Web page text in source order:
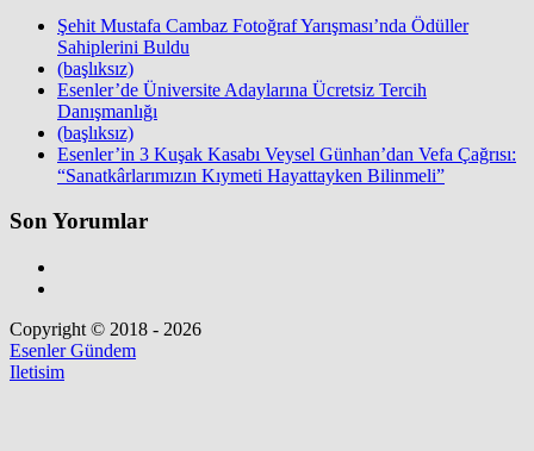
Şehit Mustafa Cambaz Fotoğraf Yarışması’nda Ödüller
Sahiplerini Buldu
(başlıksız)
Esenler’de Üniversite Adaylarına Ücretsiz Tercih
Danışmanlığı
(başlıksız)
Esenler’in 3 Kuşak Kasabı Veysel Günhan’dan Vefa Çağrısı:
“Sanatkârlarımızın Kıymeti Hayattayken Bilinmeli”
Son Yorumlar
Copyright © 2018 - 2026
Esenler Gündem
Iletisim